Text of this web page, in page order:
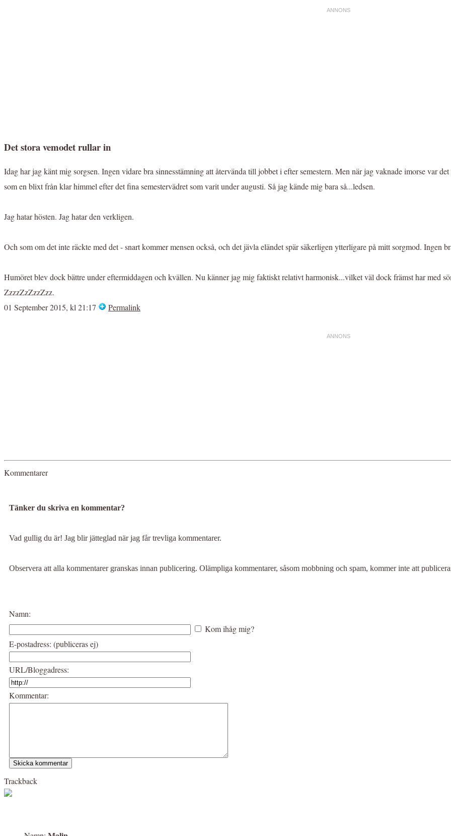
Det stora vemodet rullar in
Idag har jag känt mig sorgsen. Ingen vidare bra sinnesstämning att återvända till jobbet i efter semestern. Men när jag vaknade imorse var
som en blixt från klar himmel efter det fina semestervädret som varit under augusti. Så jag kände mig bara så...ledsen.
Jag hatar hösten. Jag hatar den verkligen.
Och som om det inte räckte med det - snart kommer mensen också, och det jävla eländet spär säkerligen ytterligare på mitt sorgmod. Ingen
Humöret blev dock bättre under eftermiddagen och kvällen. Nu känner jag mig faktiskt relativt harmonisk...vilket väl dock främst har med
ZzzzZzZzzZzz.
01 September 2015, kl 21:17
Permalink
Kommentarer
Tänker du skriva en kommentar?
Vad gullig du är! Jag blir jätteglad när jag får trevliga kommentarer.
Observera att alla kommentarer granskas innan publicering. Olämpliga kommentarer, såsom mobbning och spam, kommer inte att
Namn:
Kom ihåg mig?
E-postadress: (publiceras ej)
URL/Bloggadress:
Kommentar:
Trackback